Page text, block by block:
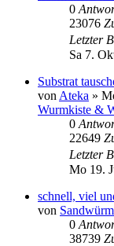
0
23076
Letzter
Sa 7.
Substrat
von Ateka »
Wurmkiste &
0
22649
Letzter
Mo 19.
schnell, viel
von
0
38739